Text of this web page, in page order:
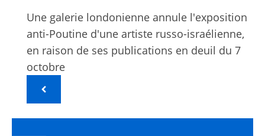
Une galerie londonienne annule l'exposition
anti-Poutine d'une artiste russo-israélienne,
en raison de ses publications en deuil du 7
octobre